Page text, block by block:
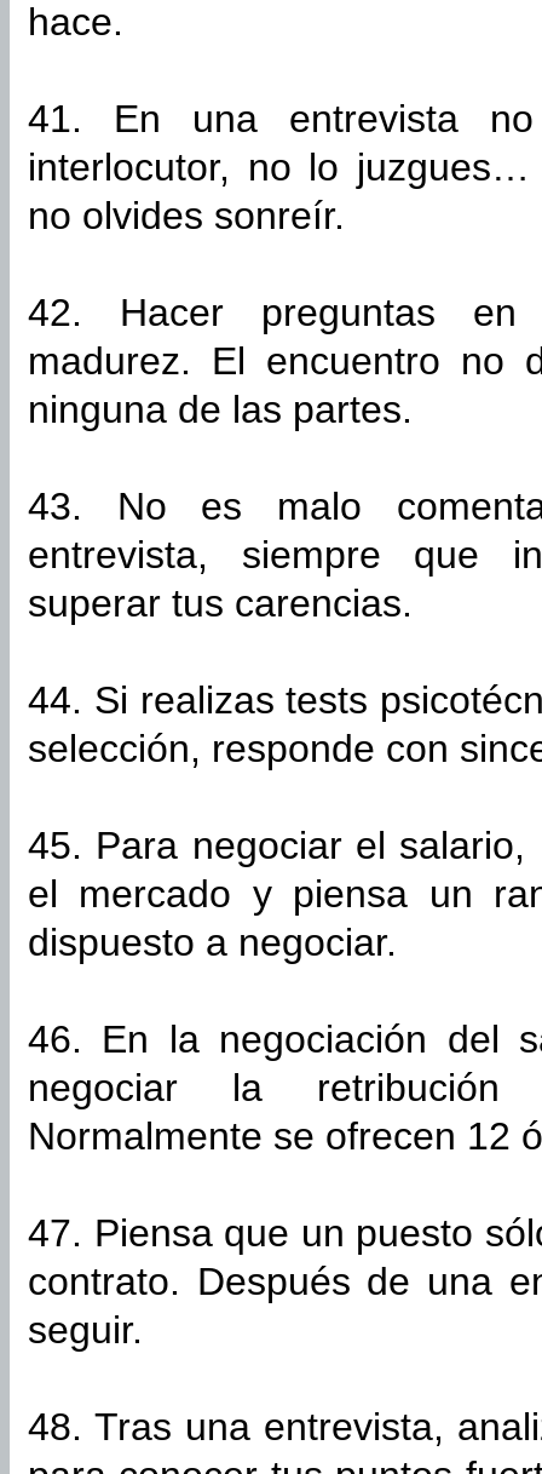
hace.
41. En una entrevista
interlocutor, no lo
no olvides sonreír.
42. Hacer preguntas en
madurez. El encuentro no
ninguna de las partes.
43. No es malo
entrevista, siempre que
superar tus carencias.
44. Si realizas tests
selección, responde con
45. Para negociar el
el mercado y piensa un
dispuesto a negociar.
46. En la negociación del
negociar la
Normalmente se ofrecen 12
47. Piensa que un puesto
contrato. Después de una
seguir.
48. Tras una entrevista,